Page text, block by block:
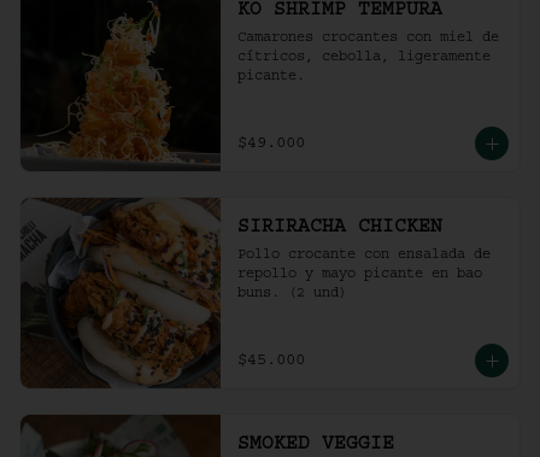
KO SHRIMP TEMPURA
Camarones crocantes con miel de
cítricos, cebolla, ligeramente
picante.
$49.000
SIRIRACHA CHICKEN
Pollo crocante con ensalada de
repollo y mayo picante en bao
buns. (2 und)
$45.000
SMOKED VEGGIE